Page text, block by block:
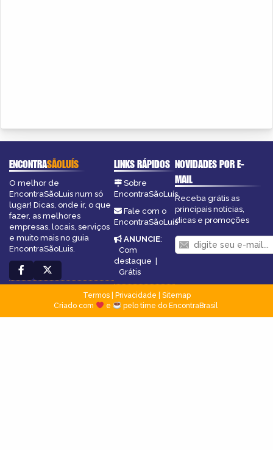
ENCONTRASÃOLUÍS
O melhor de
EncontraSãoLuis num só
lugar! Dicas, onde ir, o que
fazer, as melhores
empresas, locais, serviços
e muito mais no guia
EncontraSãoLuis.
LINKS RÁPIDOS
Sobre
EncontraSãoLuís
Fale com o
EncontraSãoLuís
ANUNCIE:
Com
destaque |
Grátis
NOVIDADES POR E-
MAIL
Receba grátis as
principais notícias,
dicas e promoções
Termos| Privacidade
Sitemap
Criado com
e pelo time do EncontraBrasil